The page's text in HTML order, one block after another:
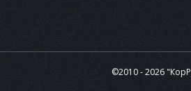
©2010 - 2026